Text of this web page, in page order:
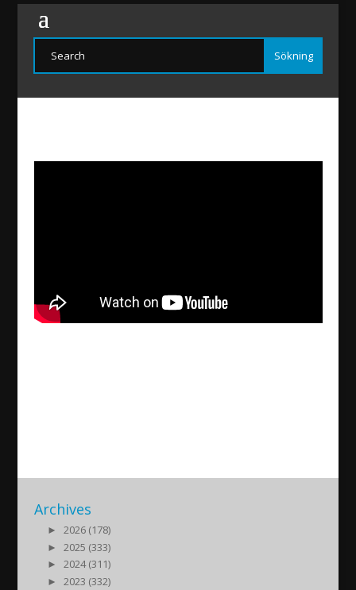
Archives
►
2026 (178)
►
2025 (333)
►
2024 (311)
►
2023 (332)